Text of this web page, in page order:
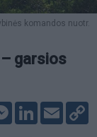
komandos nuotr.
garsios
Messenger
LinkedIn
Email